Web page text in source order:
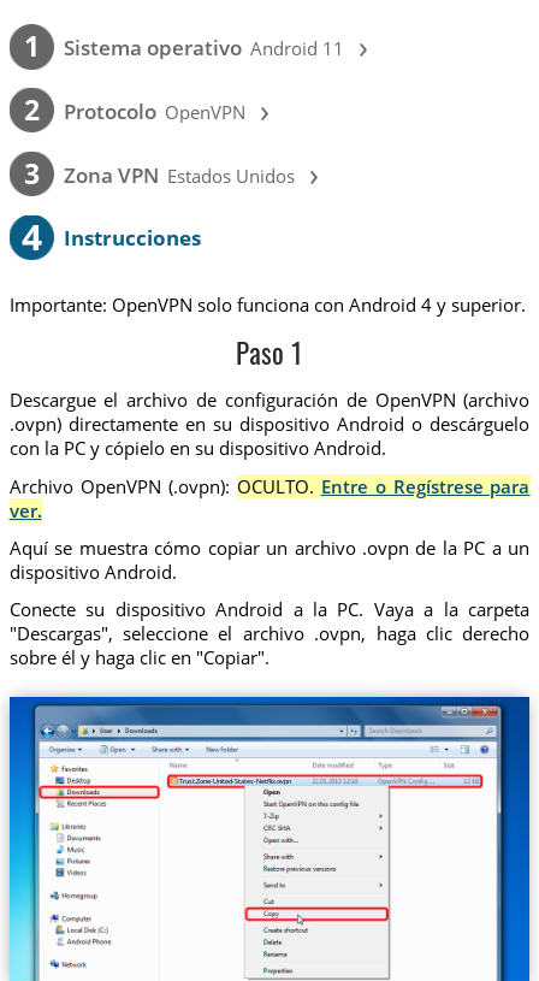
1 Sistema operativo Android 11 ›
2 Protocolo OpenVPN ›
3 Zona VPN Estados Unidos ›
4 Instrucciones
Importante: OpenVPN solo funciona con Android 4 y superior.
Paso 1
Descargue el archivo de configuración de OpenVPN (archivo
.ovpn) directamente en su dispositivo Android o descárguelo
con la PC y cópielo en su dispositivo Android.
Archivo OpenVPN (.ovpn): OCULTO. Entre o Regístrese para
ver.
Aquí se muestra cómo copiar un archivo .ovpn de la PC a un
dispositivo Android.
Conecte su dispositivo Android a la PC. Vaya a la carpeta
"Descargas", seleccione el archivo .ovpn, haga clic derecho
sobre él y haga clic en "Copiar".
Trust.Zone-United-States-Netflix.ovpn